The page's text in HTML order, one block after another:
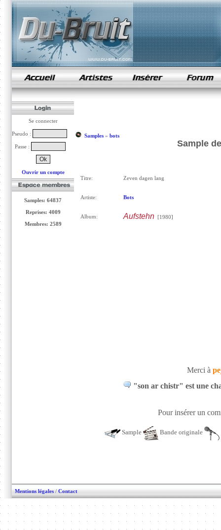
samples de rap
Se connecter
Pseudo :
Passe :
Ouvrir un compte
Samples: 64837
Reprises: 4009
Membres: 2589
Samples» bots
Sample
Titre: Zeven dagen lang
Artiste: Bots
Album: Aufstehn[1980]
Merci à
"son ar chistr" est une
Pour insérer un
Sample Bande originale
Mentions légales / Contact